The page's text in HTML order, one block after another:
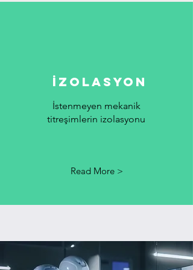
İzolasyon
İstenmeyen mekanik
titreşimlerin izolasyonu
Read More >